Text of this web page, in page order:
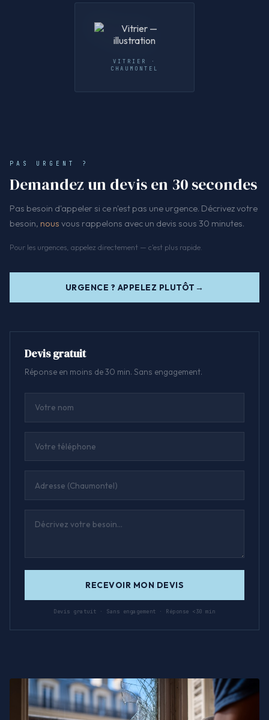
VITRIER ·
CHAUMONTEL
PAS URGENT ?
Demandez un devis en 30 secondes
Pas besoin d'appeler si ce n'est pas une urgence. Décrivez votre
besoin, nous vous rappelons avec un devis sous 30 minutes.
Pour les urgences, appelez directement — c'est plus rapide.
URGENCE ? APPELEZ PLUTÔT
Devis gratuit
Réponse en moins de 30 min. Sans engagement.
RECEVOIR MON DEVIS
Devis gratuit · Sans engagement · Réponse <30 min